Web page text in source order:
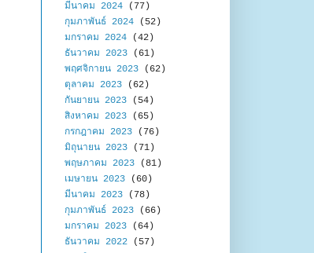
มีนาคม 2024 (77)
กุมภาพันธ์ 2024 (52)
มกราคม 2024 (42)
ธันวาคม 2023 (61)
พฤศจิกายน 2023 (62)
ตุลาคม 2023 (62)
กันยายน 2023 (54)
สิงหาคม 2023 (65)
กรกฎาคม 2023 (76)
มิถุนายน 2023 (71)
พฤษภาคม 2023 (81)
เมษายน 2023 (60)
มีนาคม 2023 (78)
กุมภาพันธ์ 2023 (66)
มกราคม 2023 (64)
ธันวาคม 2022 (57)